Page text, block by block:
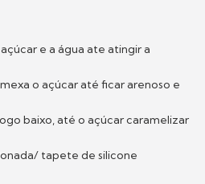
e a água ate atingir a
o açúcar até ficar arenoso e
baixo, até o açúcar caramelizar
tapete de silicone